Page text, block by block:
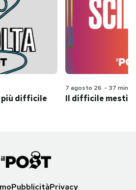
più difficile
7 agosto 26 - 37 min
Il difficile
PubblicitàPrivacy